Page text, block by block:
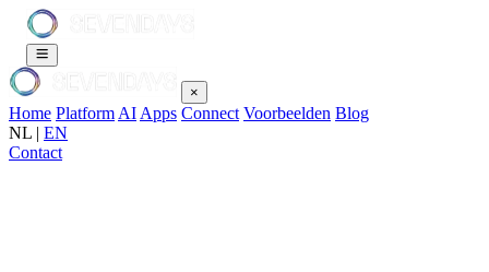
×
Home Platform AI Apps Connect Voorbeelden Blog
NL | EN
Contact